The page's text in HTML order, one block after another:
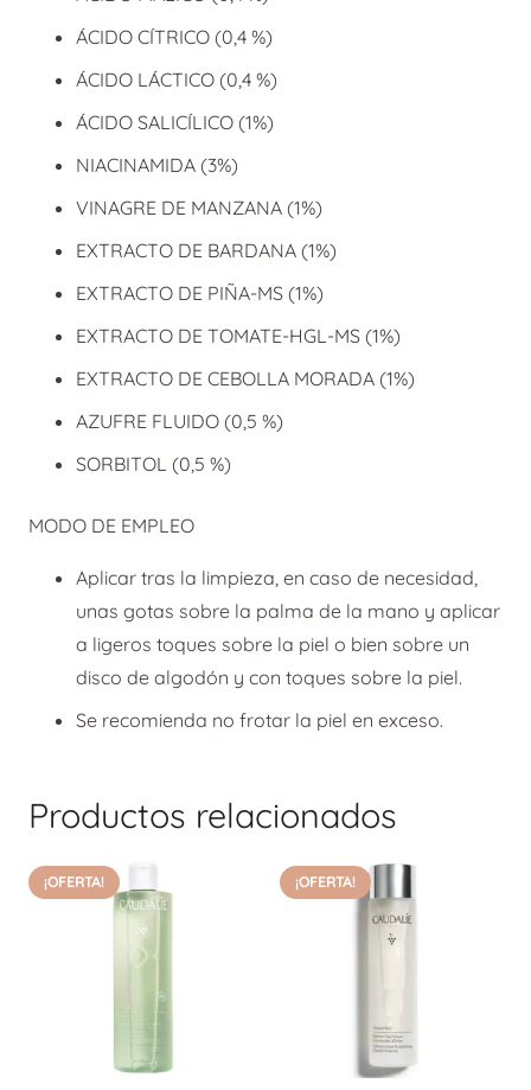
ÁCIDO CÍTRICO (0,4 %)
ÁCIDO LÁCTICO (0,4 %)
ÁCIDO SALICÍLICO (1%)
NIACINAMIDA (3%)
VINAGRE DE MANZANA (1%)
EXTRACTO DE BARDANA (1%)
EXTRACTO DE PIÑA-MS (1%)
EXTRACTO DE TOMATE-HGL-MS (1%)
EXTRACTO DE CEBOLLA MORADA (1%)
AZUFRE FLUIDO (0,5 %)
SORBITOL (0,5 %)
MODO DE EMPLEO
Aplicar tras la limpieza, en caso de necesidad,
unas gotas sobre la palma de la mano y aplicar
a ligeros toques sobre la piel o bien sobre un
disco de algodón y con toques sobre la piel.
Se recomienda no frotar la piel en exceso.
Productos relacionados
¡OFERTA! ¡OFERTA!